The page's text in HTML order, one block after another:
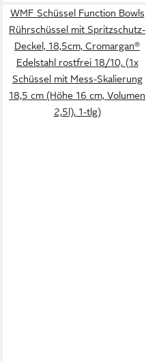
WMF Schüssel Function Bowls
Rührschüssel mit Spritzschutz-
Deckel, 18,5cm, Cromargan®
Edelstahl rostfrei 18/10, (1x
Schüssel mit Mess-Skalierung
18,5 cm (Höhe 16 cm, Volumen
2,5l), 1-tlg)